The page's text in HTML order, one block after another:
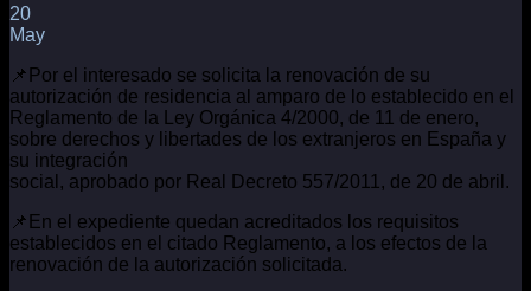
20
May
📌Por el interesado se solicita la renovación de su
autorización de residencia al amparo de lo establecido en el
Reglamento de la Ley Orgánica 4/2000, de 11 de enero,
sobre derechos y libertades de los extranjeros en España y
su integración
social, aprobado por Real Decreto 557/2011, de 20 de abril.
📌En el expediente quedan acreditados los requisitos
establecidos en el citado Reglamento, a los efectos de la
renovación de la autorización solicitada.